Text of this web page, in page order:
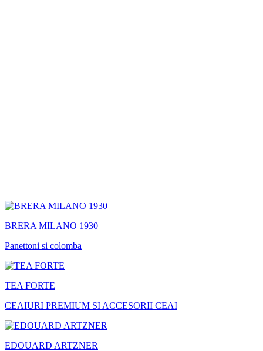
BRERA MILANO 1930
Panettoni si colomba
TEA FORTE
CEAIURI PREMIUM SI ACCESORII CEAI
EDOUARD ARTZNER